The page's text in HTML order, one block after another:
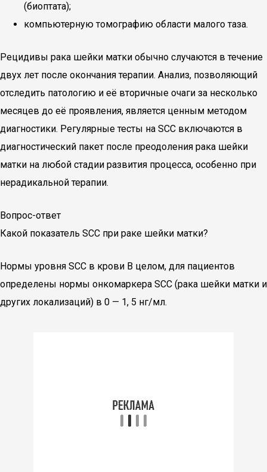
(биоптата);
компьютерную томографию области малого таза.
Рецидивы рака шейки матки обычно случаются в течение
двух лет после окончания терапии. Анализ, позволяющий
отследить патологию и её вторичные очаги за несколько
месяцев до её проявления, является ценным методом
диагностики. Регулярные тесты на SCC включаются в
диагностический пакет после преодоления рака шейки
матки на любой стадии развития процесса, особенно при
нерадикальной терапии.
Вопрос-ответ
Какой показатель SCC при раке шейки матки?
Нормы уровня SCC в крови В целом, для пациентов
определены нормы онкомаркера SCC (рака шейки матки и
других локализаций) в 0 — 1, 5 нг/мл.